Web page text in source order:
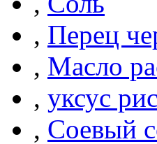
, Перец
, Масло
, уксус
, Соевый